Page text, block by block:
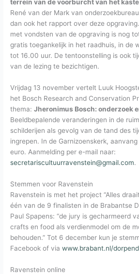
terrein van de voorburcht van het
René van der Mark van
dan ook het rapport over deze
met vondsten van de opgraving is nog
gratis toegankelijk in het raadhuis, in de
tot 16.00 uur. De tentoonstelling is ook
van de lezing te bezichtigen.
Vrijdag 13 november vertelt Luuk
het Bosch Research and Conservation
thema:Jheronimus Bosch: onderzoek
Beeldbepalende veranderingen in de
schilderijen als gevolg van de tand des
ingrepen. In de Garnizoenskerk,
euro. Aanmelding per e-mail naar:
secretariscultuurravenstein@gmail.com.
Stemmen voor Ravenstein
Ravenstein is met het project “Alles
één van de 9 finalisten in de Brabantse
Paul Spapens: “de jury is gecharmeerd
crafts en food als verdienmodel om de
behouden.” Tot 6 december kun je
Facebook of via www.brabant.nl/
Ravenstein online